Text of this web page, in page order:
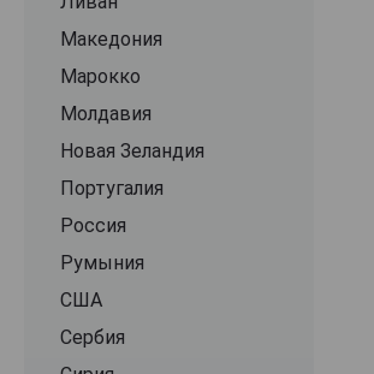
La Celia
La Consulta
La Flor
La Grupa
Los Haroldos
Los Helechos
Los Pasos
Luigi Bosca
Manos Negras
Македония
Марокко
Молдавия
Новая Зеландия
Португалия
Россия
Румыния
США
Сербия